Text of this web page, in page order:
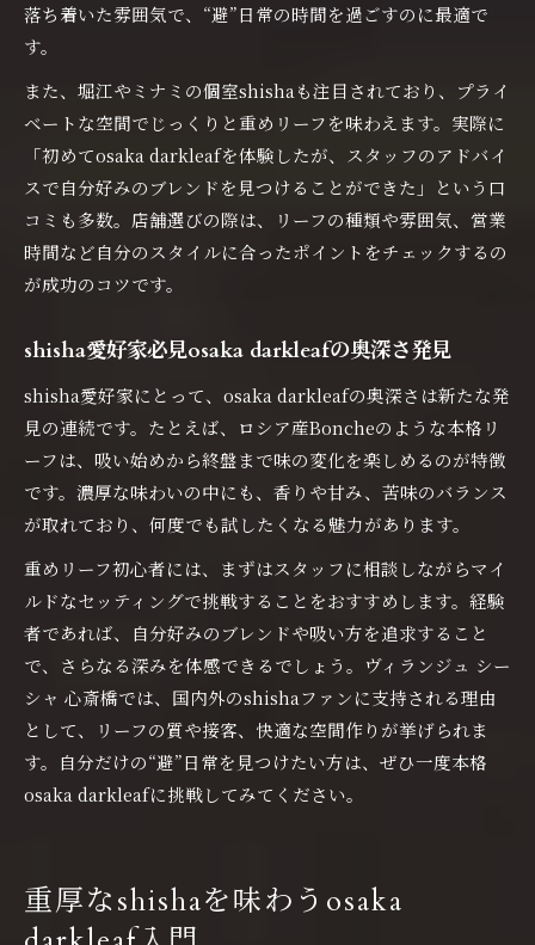
落ち着いた雰囲気で、“避”日常の時間を過ごすのに最適で
す。
また、堀江やミナミの個室shishaも注目されており、プライ
ベートな空間でじっくりと重めリーフを味わえます。実際に
「初めてosaka darkleafを体験したが、スタッフのアドバイ
スで自分好みのブレンドを見つけることができた」という口
コミも多数。店舗選びの際は、リーフの種類や雰囲気、営業
時間など自分のスタイルに合ったポイントをチェックするの
が成功のコツです。
shisha愛好家必見osaka darkleafの奥深さ発見
shisha愛好家にとって、osaka darkleafの奥深さは新たな発
見の連続です。たとえば、ロシア産Boncheのような本格リ
ーフは、吸い始めから終盤まで味の変化を楽しめるのが特徴
です。濃厚な味わいの中にも、香りや甘み、苦味のバランス
が取れており、何度でも試したくなる魅力があります。
重めリーフ初心者には、まずはスタッフに相談しながらマイ
ルドなセッティングで挑戦することをおすすめします。経験
者であれば、自分好みのブレンドや吸い方を追求すること
で、さらなる深みを体感できるでしょう。ヴィランジュ シー
シャ 心斎橋では、国内外のshishaファンに支持される理由
として、リーフの質や接客、快適な空間作りが挙げられま
す。自分だけの“避”日常を見つけたい方は、ぜひ一度本格
osaka darkleafに挑戦してみてください。
重厚なshishaを味わうosaka